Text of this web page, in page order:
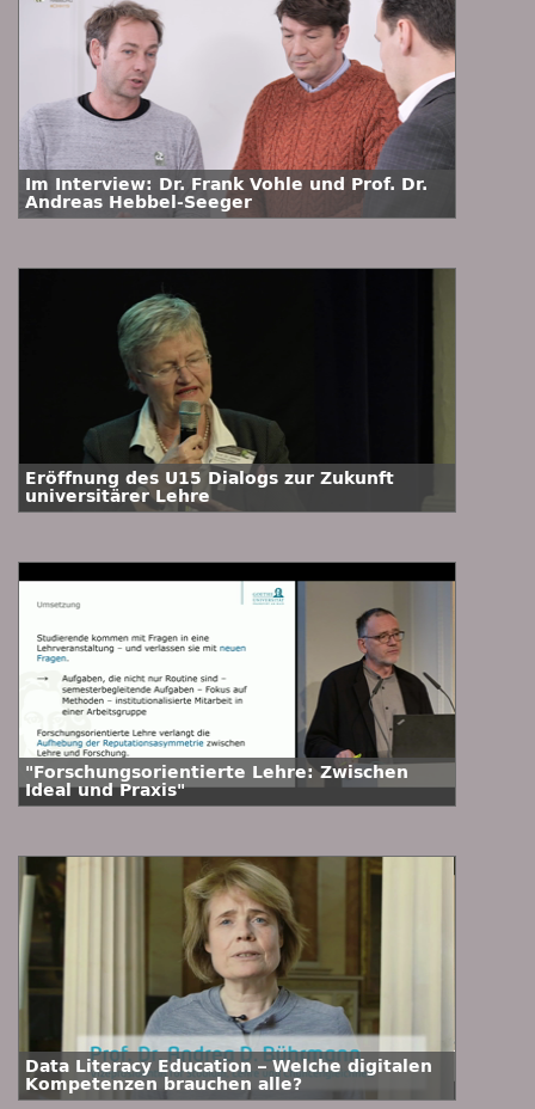
Im Interview: Dr. Frank Vohle und Prof. Dr.
Andreas Hebbel-Seeger
Eröffnung des U15 Dialogs zur Zukunft
universitärer Lehre
"Forschungsorientierte Lehre: Zwischen
Ideal und Praxis"
Data Literacy Education – Welche digitalen
Kompetenzen brauchen alle?